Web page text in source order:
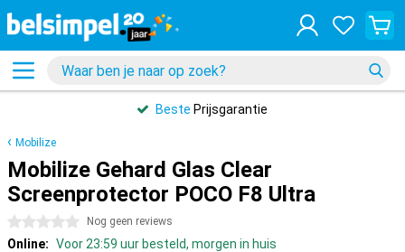
Beste Prijsgarantie
Mobilize
Mobilize Gehard Glas Clear
Screenprotector POCO F8 Ultra
0 sterren Nog geen reviews
Online: Voor 23:59 uur besteld, morgen in huis